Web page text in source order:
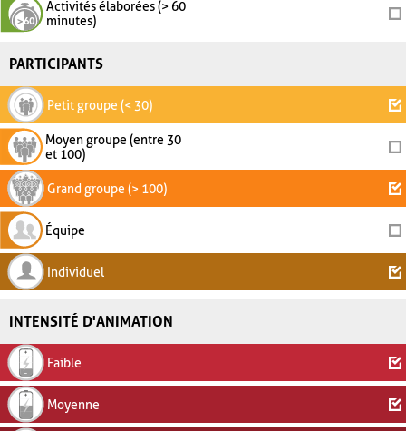
Activités élaborées (> 60
minutes)
PARTICIPANTS
Petit groupe (< 30)
Moyen groupe (entre 30
et 100)
Grand groupe (> 100)
Équipe
Individuel
INTENSITÉ D'ANIMATION
Faible
Moyenne